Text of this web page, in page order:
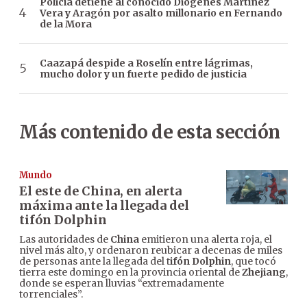
Vera y Aragón por asalto millonario en Fernando
de la Mora
Caazapá despide a Roselín entre lágrimas,
mucho dolor y un fuerte pedido de justicia
Más contenido de esta sección
Mundo
El este de China, en alerta
máxima ante la llegada del
tifón Dolphin
Las autoridades de China emitieron una alerta roja, el
nivel más alto, y ordenaron reubicar a decenas de miles
de personas ante la llegada del tifón Dolphin, que tocó
tierra este domingo en la provincia oriental deZhejiang,
donde se esperan lluvias “extremadamente
torrenciales”.